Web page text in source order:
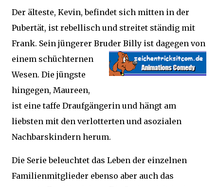
Der älteste, Kevin, befindet sich mitten in der
Pubertät, ist rebellisch und streitet ständig mit
Frank. Sein jüngerer Bruder Billy ist dagegen von
einem schüchternen
Wesen. Die jüngste
hingegen, Maureen,
ist eine taffe Draufgängerin und hängt am
liebsten mit den verlotterten und asozialen
Nachbarskindern herum.
Die Serie beleuchtet das Leben der einzelnen
Familienmitglieder ebenso aber auch das